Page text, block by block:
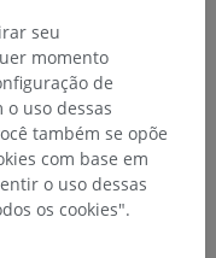
seu
momento
de
o uso dessas
também se opõe
com base em
o uso dessas
os cookies".